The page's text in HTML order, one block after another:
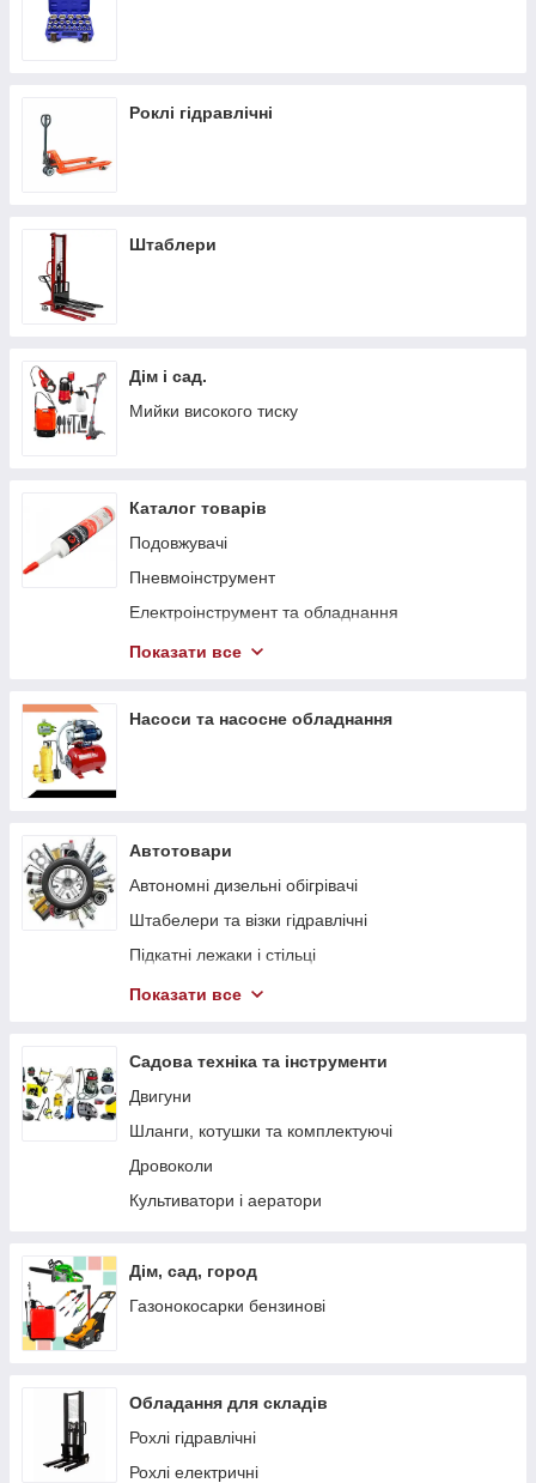
Роклі гідравлічні
Штаблери
Дім і сад.
Мийки високого тиску
Каталог товарів
Подовжувачі
Пневмоінструмент
Електроінструмент та обладнання
Компресори
Показати все
Насоси та насосне обладнання
Автотовари
Автономні дизельні обігрівачі
Штабелери та візки гідравлічні
Підкaтні лeжaки і cтільці
Траверси для двигуна
Показати все
Садова техніка та інструменти
Двигуни
Шланги, котушки та комплектуючі
Дровоколи
Культиватори і аератори
Дім, сад, город
Газонокосарки бензинові
Обладання для складів
Рохлі гідравлічні
Рохлі електричні